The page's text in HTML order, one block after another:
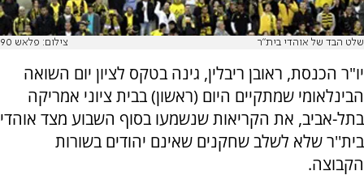
שלט הבד של אוהדי בית"ר צילום: פלאש 90
יו"ר הכנסת, ראובן ריבלין, גינה בטקס לציון יום השואה
הבינלאומי שמתקיים היום (ראשון) בבית ציוני אמריקה
בתל-אביב, את הקריאות שנשמעו בסוף השבוע מצד אוהדי
בית''ר שלא לשלב שחקנים שאינם יהודים בשורות
הקבוצה.